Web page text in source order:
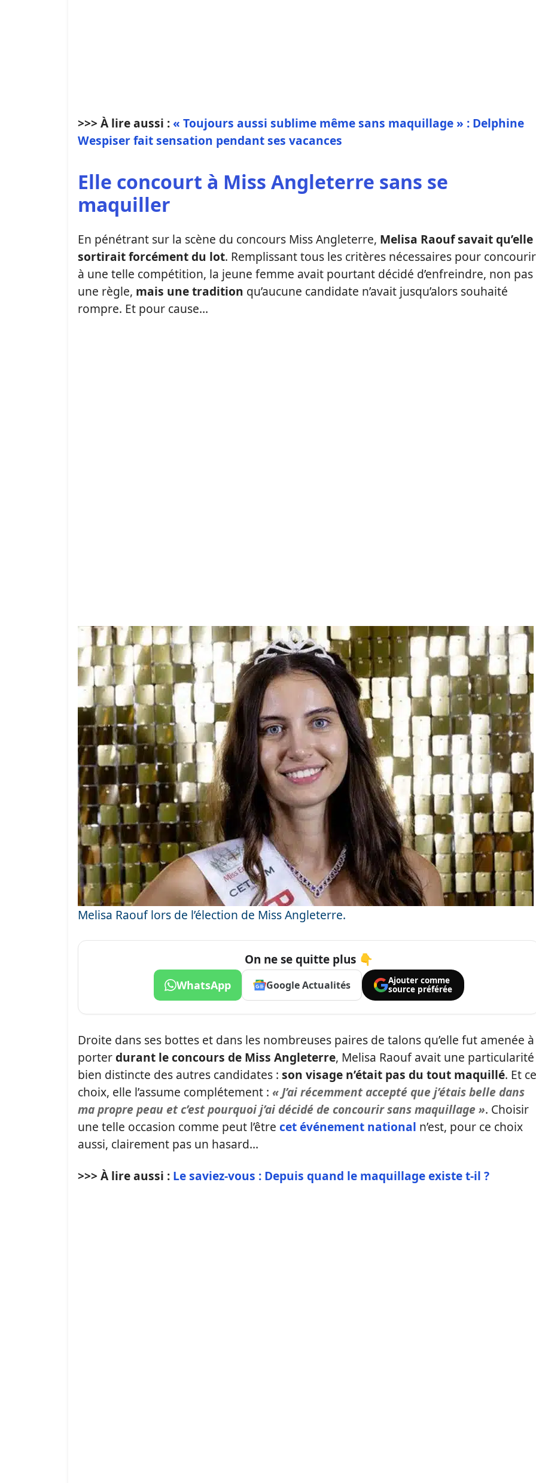
>>> À lire aussi :« Toujours aussi sublime même sans maquillage » : Delphine
Wespiser fait sensation pendant ses vacances
Elle concourt à Miss Angleterre sans se
maquiller
En pénétrant sur la scène du concours Miss Angleterre, Melisa Raouf savait qu’elle
sortirait forcément du lot. Remplissant tous les critères nécessaires pour concourir
à une telle compétition, la jeune femme avait pourtant décidé d’enfreindre, non pas
une règle, mais une tradition qu’aucune candidate n’avait jusqu’alors souhaité
rompre. Et pour cause…
Melisa Raouf lors de l’élection de Miss Angleterre.
On ne se quitte plus 👇
WhatsApp Google Actualités
Ajouter comme
source préférée
Droite dans ses bottes et dans les nombreuses paires de talons qu’elle fut amenée à
porterdurant le concours de Miss Angleterre, Melisa Raouf avait une particularité
bien distincte des autres candidates : son visage n’était pas du tout maquillé. Et ce
choix, elle l’assume complétement : « J’ai récemment accepté que j’étais belle dans
ma propre peau et c’est pourquoi j’ai décidé de concourir sans maquillage ». Choisir
une telle occasion comme peut l’être cet événement national n’est, pour ce choix
aussi, clairement pas un hasard…
>>> À lire aussi : Le saviez-vous : Depuis quand le maquillage existe t-il ?